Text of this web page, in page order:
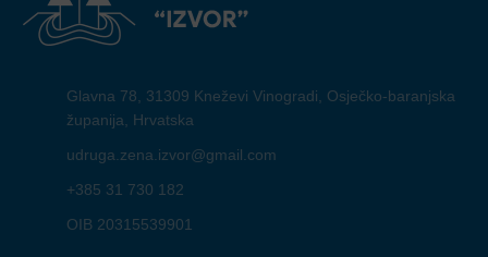
Glavna 78, 31309 Kneževi Vinogradi, Osječko-baranjska
županija, Hrvatska
udruga.zena.izvor@gmail.com
+385 31 730 182
OIB 20315539901